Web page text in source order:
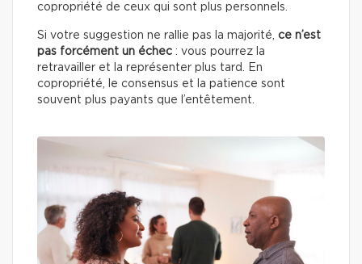
copropriété de ceux qui sont plus personnels.
Si votre suggestion ne rallie pas la majorité, ce n’est
pas forcément un échec : vous pourrez la
retravailler et la représenter plus tard. En
copropriété, le consensus et la patience sont
souvent plus payants que l’entêtement.